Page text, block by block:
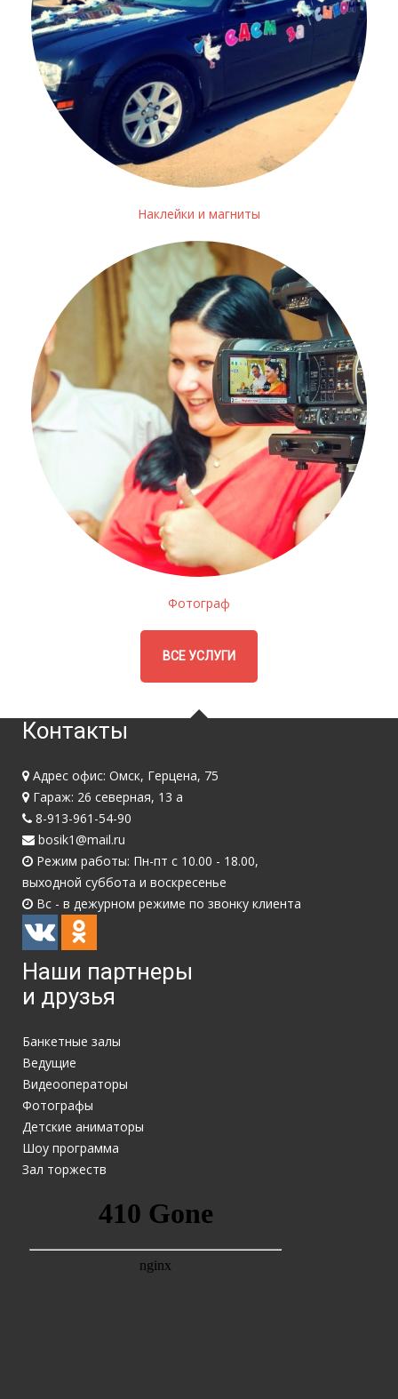
Наклейки и магниты
Фотограф
ВСЕ УСЛУГИ
Контакты
Адрес офис: Омск, Герцена, 75
Гараж: 26 северная, 13 а
8-913-961-54-90
bosik1@mail.ru
Режим работы: Пн-пт с 10.00 - 18.00,
выходной суббота и воскресенье
Вс - в дежурном режиме по звонку клиента
Наши партнеры
и друзья
Банкетные залы
Ведущие
Видеооператоры
Фотографы
Детские аниматоры
Шоу программа
Зал торжеств